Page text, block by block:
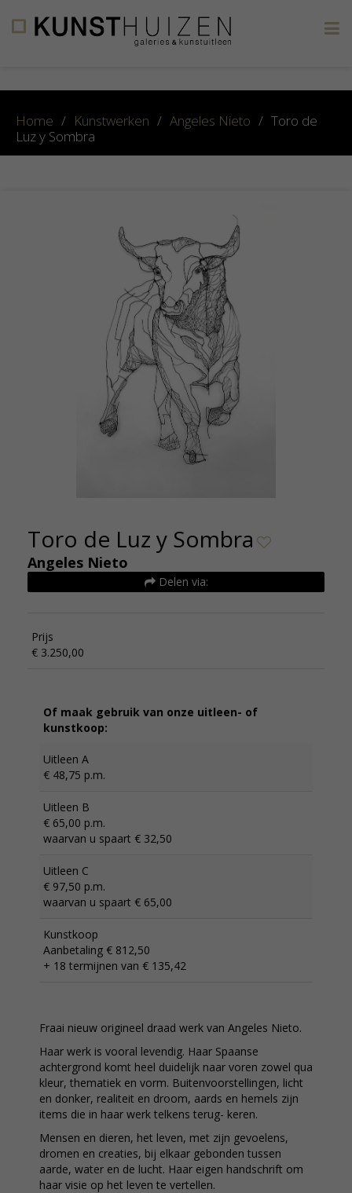
Home / Kunstwerken / Angeles Nieto / Toro de
Luz y Sombra
Toro de Luz y Sombra
Angeles Nieto
Delen via:
Prijs
€ 3.250,00
Of maak gebruik van onze uitleen- of
kunstkoop:
Uitleen A
€ 48,75 p.m.
Uitleen B
€ 65,00 p.m.
waarvan u spaart € 32,50
Uitleen C
€ 97,50 p.m.
waarvan u spaart € 65,00
Kunstkoop
Aanbetaling € 812,50
+ 18 termijnen van € 135,42
Fraai nieuw origineel draad werk van Angeles Nieto.
Haar werk is vooral levendig. Haar Spaanse
achtergrond komt heel duidelijk naar voren zowel qua
kleur, thematiek en vorm. Buitenvoorstellingen, licht
en donker, realiteit en droom, aards en hemels zijn
items die in haar werk telkens terug- keren.
Mensen en dieren, het leven, met zijn gevoelens,
dromen en creaties, bij elkaar gebonden tussen
aarde, water en de lucht. Haar eigen handschrift om
haar visie op het leven te vertellen.